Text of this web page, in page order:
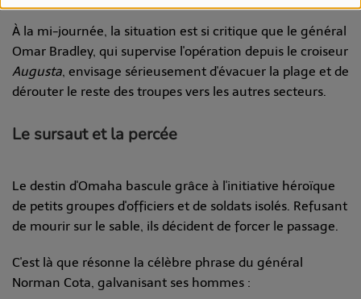
À la mi-journée, la situation est si critique que le général
Omar Bradley, qui supervise l'opération depuis le croiseur
Augusta, envisage sérieusement d'évacuer la plage et de
dérouter le reste des troupes vers les autres secteurs.
Le sursaut et la percée
Le destin d'Omaha bascule grâce à l'initiative héroïque
de petits groupes d'officiers et de soldats isolés. Refusant
de mourir sur le sable, ils décident de forcer le passage.
C'est là que résonne la célèbre phrase du général
Norman Cota, galvanisant ses hommes :